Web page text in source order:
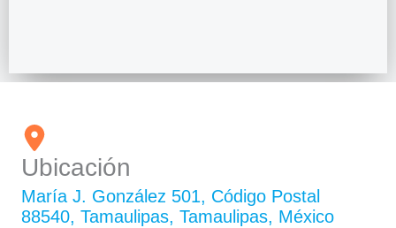
Ubicación
María J. González 501, Código Postal
88540, Tamaulipas, Tamaulipas, México